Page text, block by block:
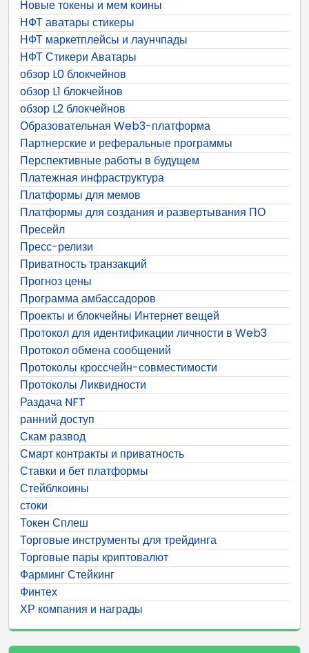
Новые токены и мем коины
НФТ аватары стикеры
НФТ маркетплейсы и лаунчпады
НФТ Стикери Аватары
обзор L0 блокчейнов
обзор L1 блокчейнов
обзор L2 блокчейнов
Образовательная Web3-платформа
Партнерские и реферальные программы
Перспективные работы в будущем
Платежная инфраструктура
Платформы для мемов
Платформы для создания и развертывания ПО
Пресейл
Пресс-релизи
Приватность транзакций
Прогноз цены
Программа амбассадоров
Проекты и блокчейны Интернет вещей
Протокол для идентификации личности в Web3
Протокол обмена сообщений
Протоколы кроссчейн-совместимости
Протоколы Ликвидности
Раздача NFT
ранний доступ
Скам развод
Смарт контракты и приватность
Ставки и бет платформы
Стейблкоины
стоки
Токен Сплеш
Торговые инструменты для трейдинга
Торговые пары криптовалют
Фарминг Стейкинг
Финтех
ХР компания и награды